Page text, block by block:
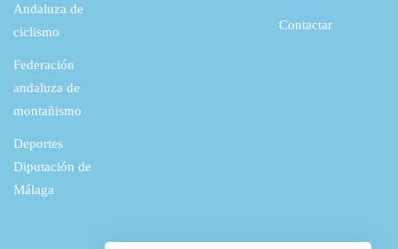
Andaluza de
ciclismo
Federación
andaluza de
montañismo
Deportes
Diputación de
Málaga
Contactar